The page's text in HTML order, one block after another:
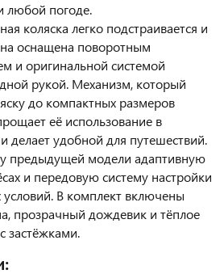
любой погоде.
коляска легко подстраивается и
оснащена поворотным
и оригинальной системой
рукой. Механизм, который
до компактных размеров
её использование в
делает удобной для путешествий.
у предыдущей модели адаптивную
и передовую систему настройки
В комплект включены
прозрачный дождевик и тёплое
застёжками.